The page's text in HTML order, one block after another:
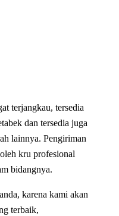
terjangkau, tersedia
dan tersedia juga
lainnya. Pengiriman
kru profesional
bidangnya.
karena kami akan
terbaik,